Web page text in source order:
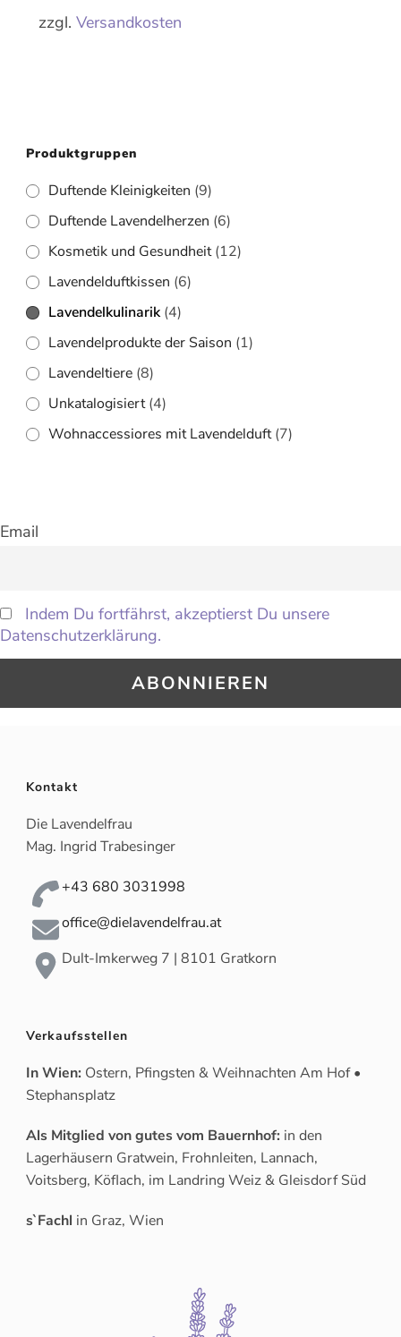
zzgl. Versandkosten
Produktgruppen
Duftende Kleinigkeiten (9)
Duftende Lavendelherzen (6)
Kosmetik und Gesundheit (12)
Lavendelduftkissen (6)
Lavendelkulinarik (4)
Lavendelprodukte der Saison (1)
Lavendeltiere (8)
Unkatalogisiert (4)
Wohnaccessiores mit Lavendelduft (7)
Email
Indem Du fortfährst, akzeptierst Du unsere
Datenschutzerklärung.
Kontakt
Die Lavendelfrau
Mag. Ingrid Trabesinger
+43 680 3031998
office@dielavendelfrau.at
Dult-Imkerweg 7 | 8101 Gratkorn
Verkaufsstellen
In Wien: Ostern, Pfingsten & Weihnachten Am Hof •
Stephansplatz
Als Mitglied von gutes vom Bauernhof: in den
Lagerhäusern Gratwein, Frohnleiten, Lannach,
Voitsberg, Köflach, im Landring Weiz & Gleisdorf Süd
s`Fachl in Graz, Wien